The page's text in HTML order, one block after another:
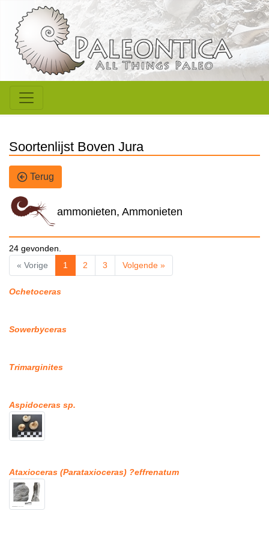
Soortenlijst Boven Jura
Terug
ammonieten, Ammonieten
24 gevonden.
« Vorige
1 2 3 Volgende »
Ochetoceras
Sowerbyceras
Trimarginites
Aspidoceras sp.
Ataxioceras (Parataxioceras) ?effrenatum